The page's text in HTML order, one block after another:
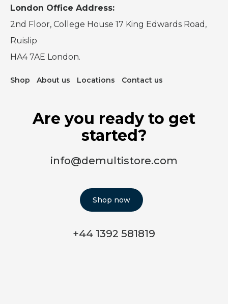
London Office Address:
2nd Floor, College House 17 King Edwards Road,
Ruislip
HA4 7AE London.
Shop About us Locations Contact us
Are you ready to get
started?
info@demultistore.com
Shop now
+44 1392 581819